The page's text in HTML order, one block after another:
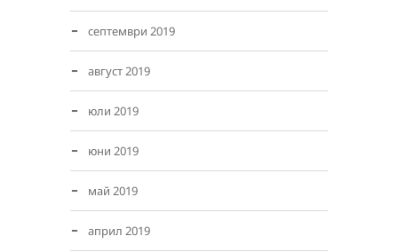
септември 2019
август 2019
юли 2019
юни 2019
май 2019
април 2019